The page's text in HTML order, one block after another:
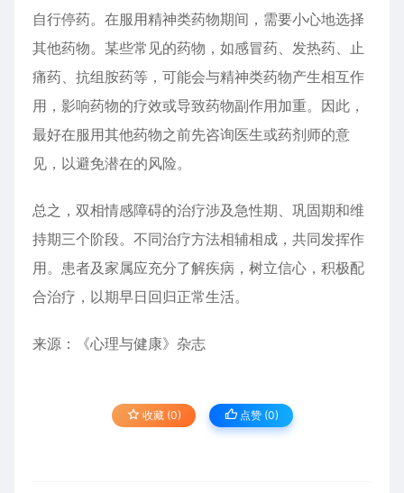
自行停药。在服用精神类药物期间，需要小心地选择
其他药物。某些常见的药物，如感冒药、发热药、止
痛药、抗组胺药等，可能会与精神类药物产生相互作
用，影响药物的疗效或导致药物副作用加重。因此，
最好在服用其他药物之前先咨询医生或药剂师的意
见，以避免潜在的风险。
总之，双相情感障碍的治疗涉及急性期、巩固期和维
持期三个阶段。不同治疗方法相辅相成，共同发挥作
用。患者及家属应充分了解疾病，树立信心，积极配
合治疗，以期早日回归正常生活。
来源：《心理与健康》杂志
收藏 (0) 点赞 (0)